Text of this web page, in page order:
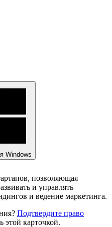
Скачать для Windows
позволяющая
и управлять
и ведение маркетинга.
Подтвердите право
этой карточкой.